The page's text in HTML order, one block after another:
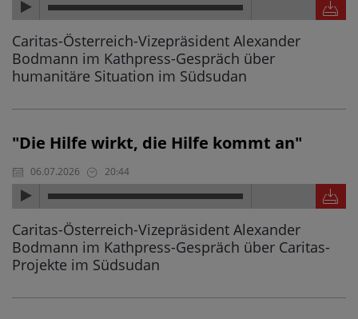
Caritas-Österreich-Vizepräsident Alexander
Bodmann im Kathpress-Gespräch über
humanitäre Situation im Südsudan
"Die Hilfe wirkt, die Hilfe kommt an"
06.07.2026 20:44
Caritas-Österreich-Vizepräsident Alexander
Bodmann im Kathpress-Gespräch über Caritas-
Projekte im Südsudan